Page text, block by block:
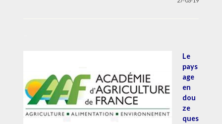
Le
pays
age
en
dou
ze
ques